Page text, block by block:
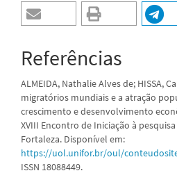
Referências
ALMEIDA, Nathalie Alves de; HISSA,
migratórios mundiais e a atração
crescimento e desenvolvimento
XVIII Encontro de Iniciação à
Fortaleza. Disponível em:
https://uol.unifor.br/oul/
ISSN 18088449.